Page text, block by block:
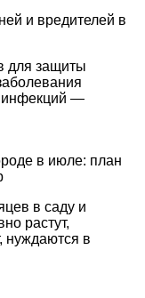
и вредителей в
для защиты
инфекций —
в июле: план
в саду и
растут,
нуждаются в